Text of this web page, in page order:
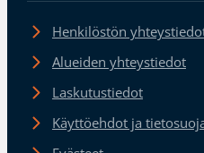
Henkilöstön
Alueiden yhteystiedot
Laskutustiedot
Käyttöehdot ja